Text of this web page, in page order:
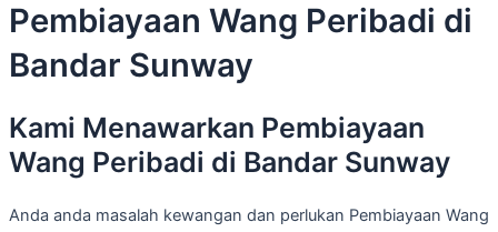
Pembiayaan Wang Peribadi di
Bandar Sunway
Kami Menawarkan Pembiayaan
Wang Peribadi di Bandar Sunway
Anda anda masalah kewangan dan perlukan Pembiayaan Wang